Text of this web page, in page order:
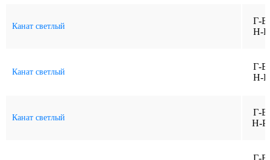
Канат светлый
Г-
Н-
Канат светлый
Г-
Н-
Канат светлый
Г-
Н-
Г-